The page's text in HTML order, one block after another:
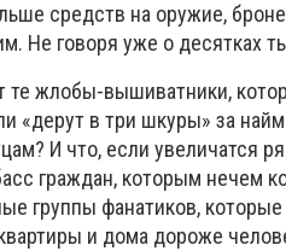
средств на оружие,
Не говоря уже о десятках
те жлобы-вышиватники,
«дерут в три шкуры» за
И что, если увеличатся
граждан, которым нечем
группы фанатиков,
и дома дороже